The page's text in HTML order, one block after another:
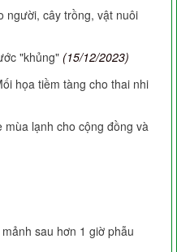
người, cây trồng, vật nuôi
"khủng" (15/12/2023)
họa tiềm tàng cho thai nhi
lạnh cho cộng đồng và
sau hơn 1 giờ phẫu